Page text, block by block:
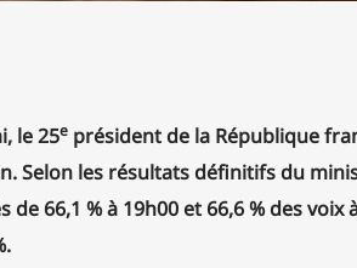
le 25eprésident de la République
Selon les résultats définitifs du
66,1 % à 19h00 et 66,6 % des voix